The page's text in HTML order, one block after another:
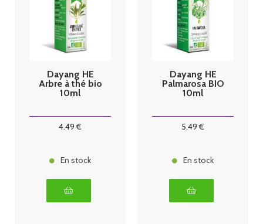
Dayang HE
Arbre à thé bio
10ml
4.49 €
En stock
Dayang HE
Palmarosa BIO
10ml
5.49 €
En stock